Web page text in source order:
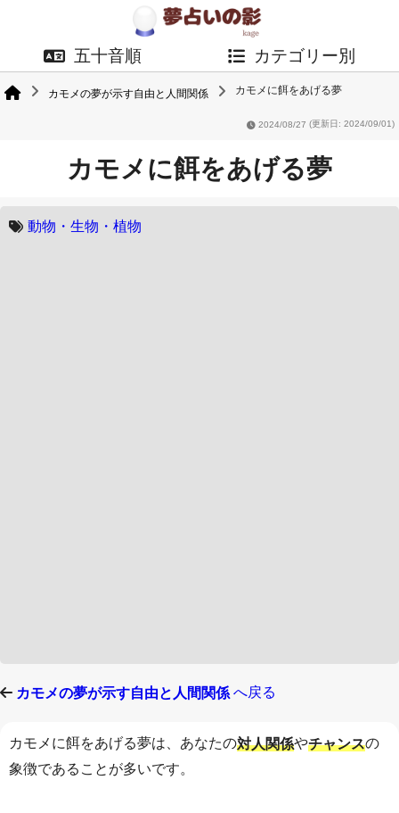
五十音順 カテゴリー別
カモメの夢が示す自由と人間関係 カモメに餌をあげる夢
2024/08/27 (更新日: 2024/09/01)
カモメに餌をあげる夢
動物・生物・植物
カモメの夢が示す自由と人間関係 へ戻る
カモメに餌をあげる夢は、あなたの対人関係やチャンスの
象徴であることが多いです。